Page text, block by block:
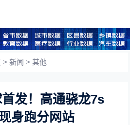
>新闻 >其他
发！高通骁龙7s
身跑分网站